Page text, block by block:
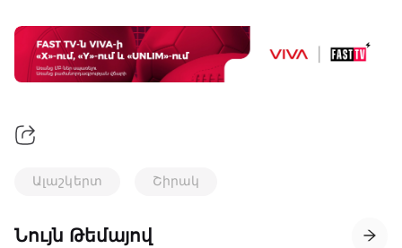
Ալաշկերտ Շիրակ
Նույն Թեմայով